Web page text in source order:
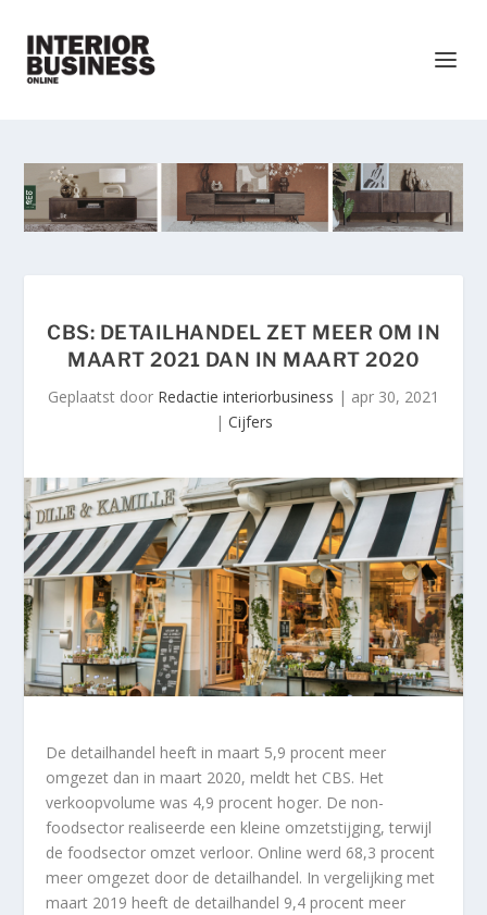
CBS: DETAILHANDEL ZET MEER OM IN
MAART 2021 DAN IN MAART 2020
Geplaatst door Redactie interiorbusiness | apr 30, 2021
| Cijfers
De detailhandel heeft in maart 5,9 procent meer
omgezet dan in maart 2020, meldt het CBS. Het
verkoopvolume was 4,9 procent hoger. De non-
foodsector realiseerde een kleine omzetstijging, terwijl
de foodsector omzet verloor. Online werd 68,3 procent
meer omgezet door de detailhandel. In vergelijking met
maart 2019 heeft de detailhandel 9,4 procent meer